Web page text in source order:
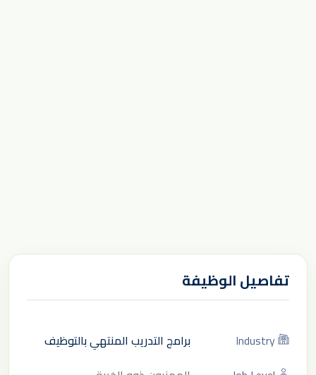
تفاصيل الوظيفة
Industry
برامج التدريب المنتهي بالتوظيف